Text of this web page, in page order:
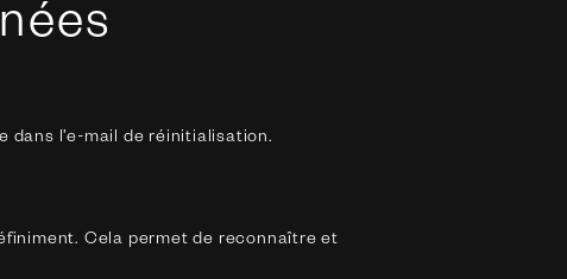
dans l’e-mail de réinitialisation.
Cela permet de reconnaître et